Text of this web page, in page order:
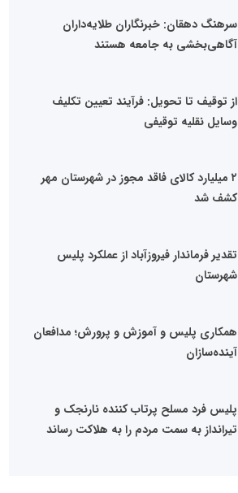
سرهنگ دهقان: خبرنگاران طلایه‌داران
آگاهی‌بخشی به جامعه هستند
از توقیف تا تحویل: فرآیند تعیین تکلیف
وسایل نقلیه توقیفی
۲ میلیارد کالای فاقد مجوز در شهرستان مهر
کشف شد
تقدیر فرماندار فیروزآباد از عملکرد پلیس
شهرستان
همکاری پلیس و آموزش و پرورش؛ مدافعان
آینده‌سازان
پلیس فرد مسلح پرتاب کننده نارنجک و
تیرانداز به سمت مردم را به هلاکت رساند